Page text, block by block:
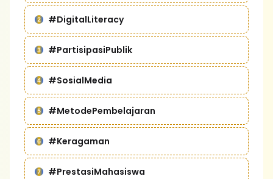
#DigitalLiteracy
#PartisipasiPublik
#SosialMedia
#MetodePembelajaran
#Keragaman
#PrestasiMahasiswa